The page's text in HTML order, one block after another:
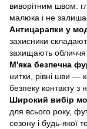
виворітним швом:
малюка і не
Антицарапки у
захисники
захищають
М'яка безпечна
нитки, рівні шви —
безпеку контакту
Широкий вибір
для всього року,
сезону і будь-якої